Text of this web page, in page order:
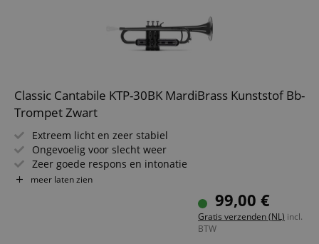
Classic Cantabile KTP-30BK MardiBrass Kunststof Bb-
Trompet Zwart
Extreem licht en zeer stabiel
Ongevoelig voor slecht weer
Zeer goede respons en intonatie
Materiaal: ABS-kunststof
Kleur van het mondstuk kan variëren
meer laten zien
99,00 €
Gratis verzenden (NL) incl.
BTW